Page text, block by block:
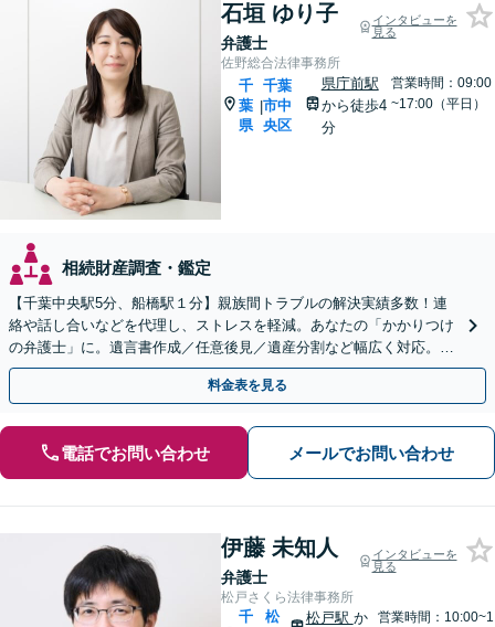
石垣 ゆり子
弁護士
インタビューを
見る
佐野総合法律事務所
千
葉
県
|
千葉
市中
央区
県庁前駅
から徒歩4
分
営業時間：09:00
~17:00（平日）
相続財産調査・鑑定
【千葉中央駅5分、船橋駅１分】親族間トラブルの解決実績多数！連
絡や話し合いなどを代理し、ストレスを軽減。あなたの「かかりつけ
の弁護士」に。遺言書作成／任意後見／遺産分割など幅広く対応。お
気軽にご相談ください！【初回来所相談30分無料】
料金表を見る
電話でお問い合わせ メールでお問い合わせ
伊藤 未知人
弁護士
インタビューを
見る
松戸さくら法律事務所
千
松
松戸駅 か
営業時間：10:00~1